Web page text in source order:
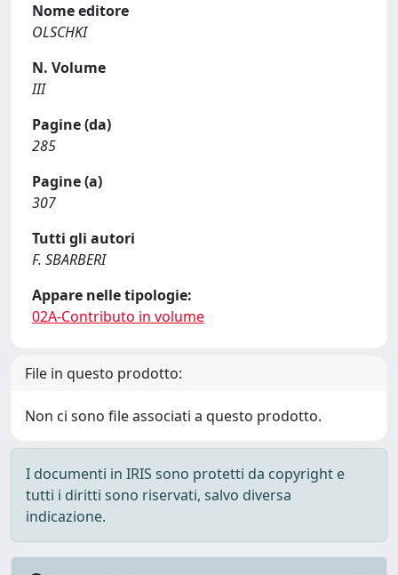
Nome editore
OLSCHKI
N. Volume
III
Pagine (da)
285
Pagine (a)
307
Tutti gli autori
F. SBARBERI
Appare nelle tipologie:
02A-Contributo in volume
File in questo prodotto:
Non ci sono file associati a questo prodotto.
I documenti in IRIS sono protetti da copyright e
tutti i diritti sono riservati, salvo diversa
indicazione.